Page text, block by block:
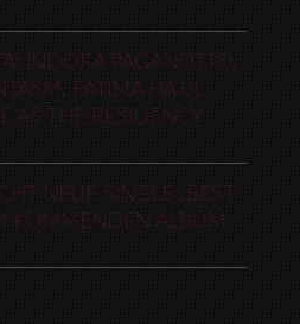
INDORA PAGANOTTO,
FATIMA HAJJI
AS THE RESIDENCY
NEUE SINGLE „BEST
KOMMENDEN ALBUM